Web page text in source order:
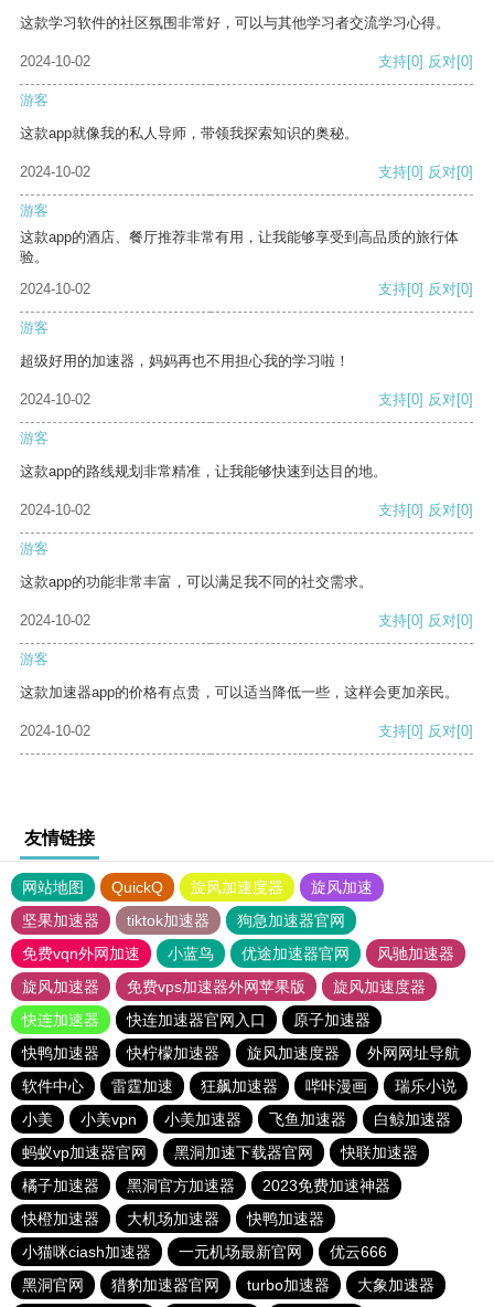
这款学习软件的社区氛围非常好，可以与其他学习者交流学习心得。
2024-10-02 支持[0] 反对[0]
游客
这款app就像我的私人导师，带领我探索知识的奥秘。
2024-10-02 支持[0] 反对[0]
游客
这款app的酒店、餐厅推荐非常有用，让我能够享受到高品质的旅行体
验。
2024-10-02
支持[0] 反对[0]
游客
超级好用的加速器，妈妈再也不用担心我的学习啦！
2024-10-02 支持[0] 反对[0]
游客
这款app的路线规划非常精准，让我能够快速到达目的地。
2024-10-02 支持[0] 反对[0]
游客
这款app的功能非常丰富，可以满足我不同的社交需求。
2024-10-02 支持[0] 反对[0]
游客
这款加速器app的价格有点贵，可以适当降低一些，这样会更加亲民。
2024-10-02 支持[0] 反对[0]
友情链接
网站地图 QuickQ 旋风加速度器
旋风加速
坚果加速器
tiktok加速器
狗急加速器官网
免费vqn外网加速
小蓝鸟 优途加速器官网
风驰加速器
旋风加速器
免费vps加速器外网苹果版
旋风加速度器
快连加速器
快连加速器官网入口
原子加速器
快鸭加速器
快柠檬加速器 旋风加速度器
外网网址导航
软件中心
雷霆加速 狂飙加速器 哔咔漫画
瑞乐小说
小美
小美vpn 小美加速器 飞鱼加速器
白鲸加速器
蚂蚁vp加速器官网
黑洞加速下载器官网
快联加速器
橘子加速器
黑洞官方加速器
2023免费加速神器
快橙加速器
大机场加速器
快鸭加速器
小猫咪ciash加速器
一元机场最新官网
优云666
黑洞官网
猎豹加速器官网 turbo加速器 大象加速器